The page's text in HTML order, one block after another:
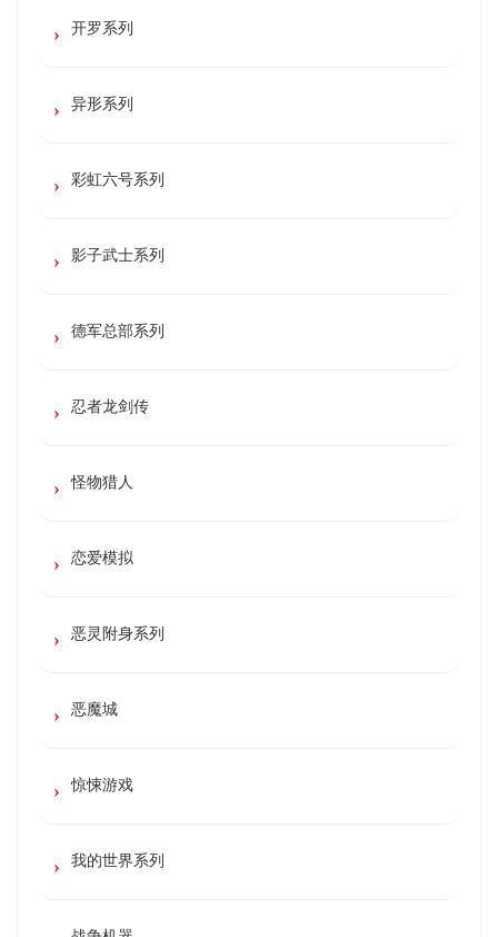
开罗系列
异形系列
彩虹六号系列
影子武士系列
德军总部系列
忍者龙剑传
怪物猎人
恋爱模拟
恶灵附身系列
恶魔城
惊悚游戏
我的世界系列